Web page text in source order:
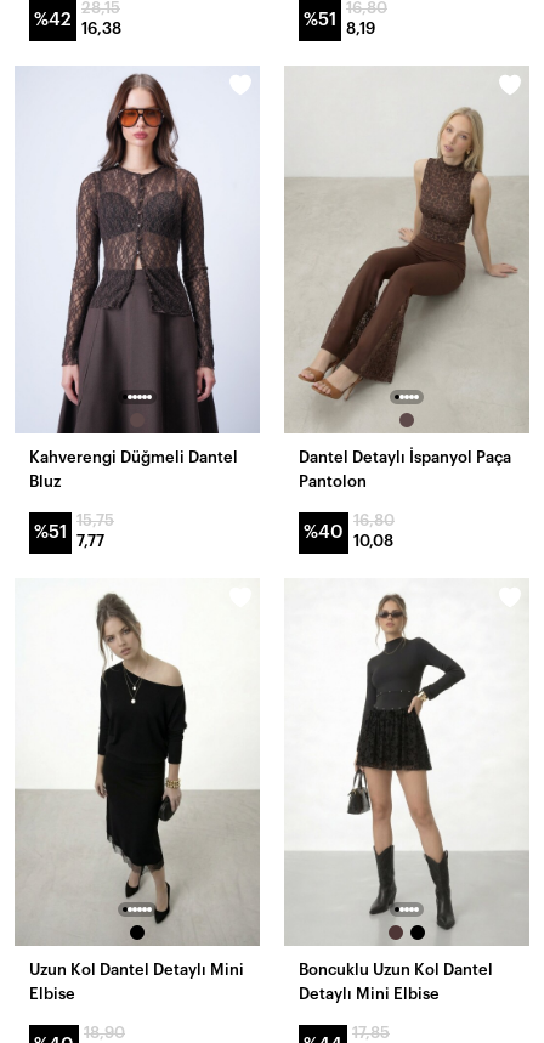
%42
28,15
16,38
%51
16,80
8,19
Kahverengi Düğmeli Dantel
Bluz
%51
15,75
7,77
Dantel Detaylı İspanyol Paça
Pantolon
%40
16,80
10,08
Uzun Kol Dantel Detaylı Mini
Elbise
18,90
Boncuklu Uzun Kol Dantel
Detaylı Mini Elbise
17,85